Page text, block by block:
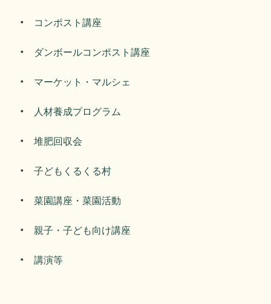
コンポスト講座
ダンボールコンポスト講座
マーケット・マルシェ
人材養成プログラム
堆肥回収会
子どもくるくる村
菜園講座・菜園活動
親子・子ども向け講座
講演等